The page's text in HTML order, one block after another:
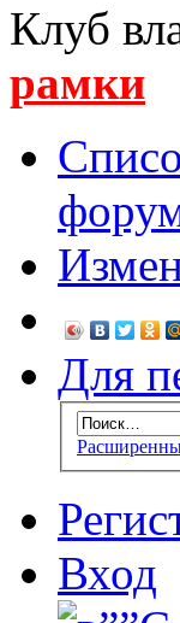
Клуб
рамки
Для
Вход